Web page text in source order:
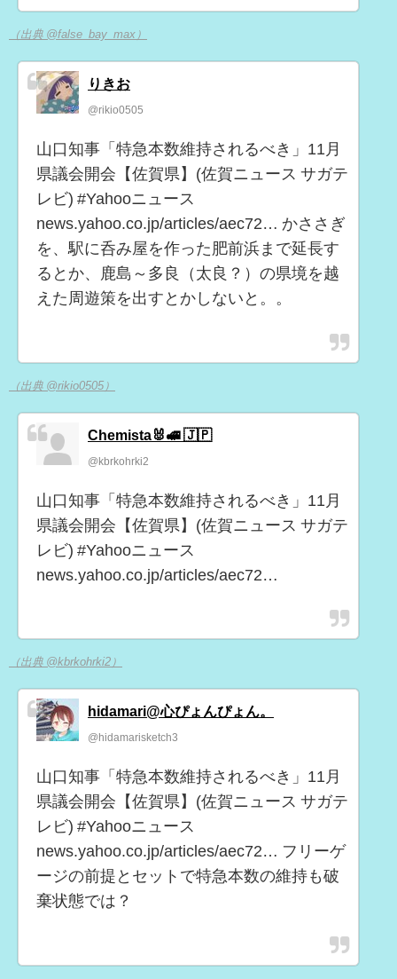
（出典 @false_bay_max）
りきお
@rikio0505
山口知事「特急本数維持されるべき」11月
県議会開会【佐賀県】(佐賀ニュース サガテ
レビ) #Yahooニュース
news.yahoo.co.jp/articles/aec72… かささぎ
を、駅に呑み屋を作った肥前浜まで延長す
るとか、鹿島～多良（太良？）の県境を越
えた周遊策を出すとかしないと。。
（出典 @rikio0505）
Chemista🐰🚅 🇯🇵
@kbrkohrki2
山口知事「特急本数維持されるべき」11月
県議会開会【佐賀県】(佐賀ニュース サガテ
レビ) #Yahooニュース
news.yahoo.co.jp/articles/aec72…
（出典 @kbrkohrki2）
hidamari@心ぴょんぴょん。
@hidamarisketch3
山口知事「特急本数維持されるべき」11月
県議会開会【佐賀県】(佐賀ニュース サガテ
レビ) #Yahooニュース
news.yahoo.co.jp/articles/aec72… フリーゲ
ージの前提とセットで特急本数の維持も破
棄状態では？